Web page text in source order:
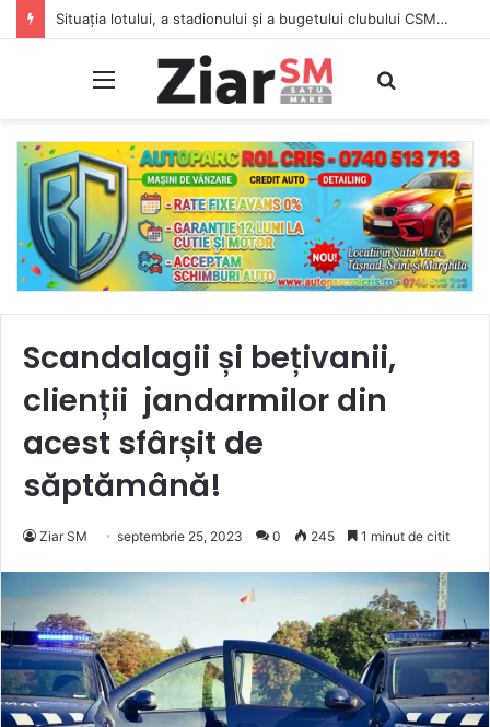
Situația lotului, a stadionului și a bugetului clubului CSM Olimpia Satu Mare. Vezi lotul complet
Meniu
Scandalagii și bețivanii,
clienții jandarmilor din
acest sfârșit de
săptămână!
Ziar SM septembrie 25, 2023 0 245 1 minut de citit